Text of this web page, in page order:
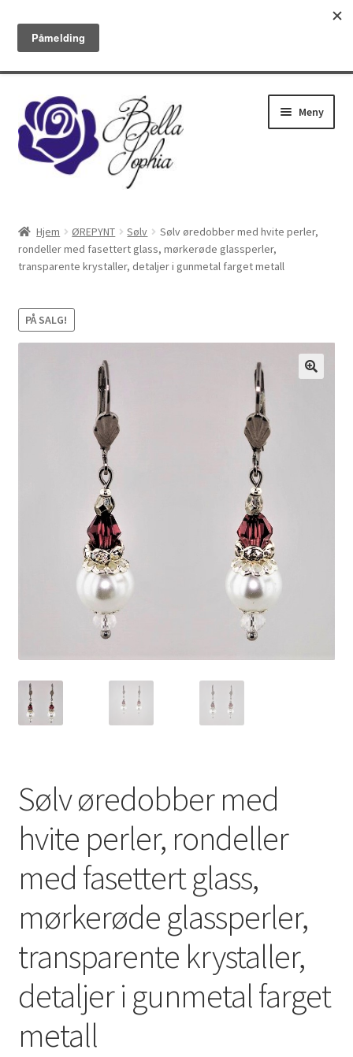
bytte/retur ✓Nyheter hver måned
Hopp
til
navigasjon
Hopp
til
innhold
Meny
RINGER
KJEDER OG ANHENG
Hjem ØREPYNT Sølv
Sølv øredobber med hvite perler,
rondeller med fasettert glass, mørkerøde glassperler,
transparente krystaller, detaljer i gunmetal farget metall
PÅ SALG!
Sølv øredobber med
hvite perler, rondeller
med fasettert glass,
mørkerøde glassperler,
transparente krystaller,
detaljer i gunmetal farget
metall